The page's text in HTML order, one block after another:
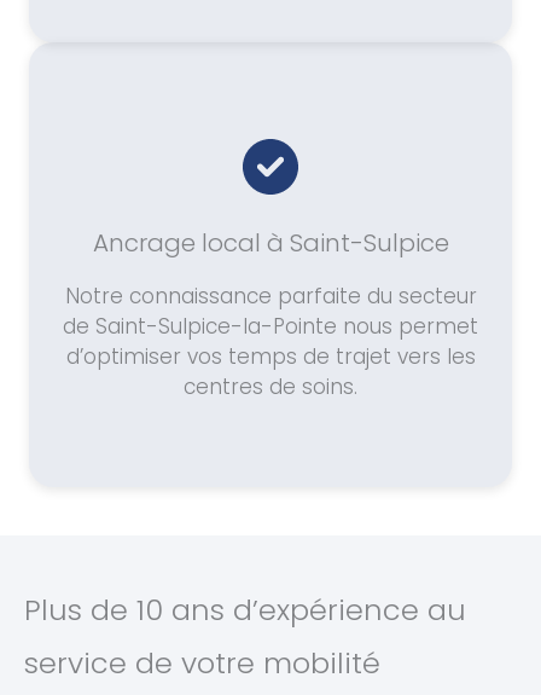
Ancrage local à Saint-Sulpice
Notre connaissance parfaite du secteur
de Saint-Sulpice-la-Pointe nous permet
d’optimiser vos temps de trajet vers les
centres de soins.
Plus de 10 ans d’expérience au
service de votre mobilité